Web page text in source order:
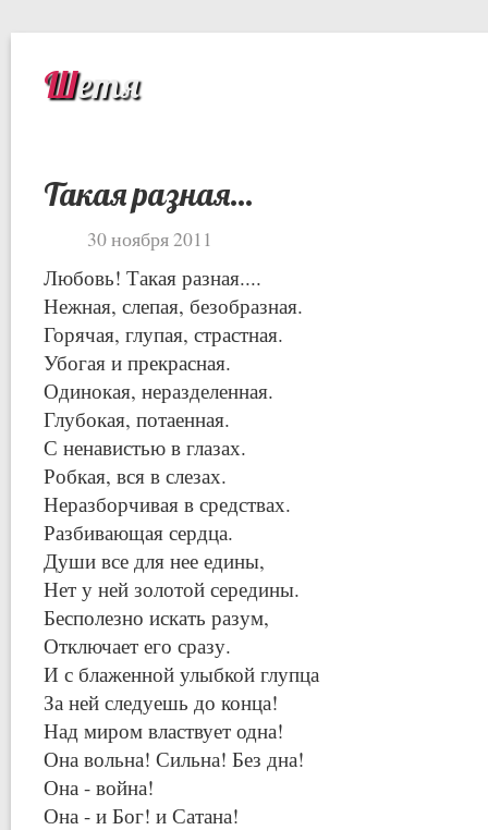
Шетя
Такая разная…
30 ноября 2011
Любовь! Такая разная....
Нежная, слепая, безобразная.
Горячая, глупая, страстная.
Убогая и прекрасная.
Одинокая, неразделенная.
Глубокая, потаенная.
С ненавистью в глазах.
Робкая, вся в слезах.
Неразборчивая в средствах.
Разбивающая сердца.
Души все для нее едины,
Нет у ней золотой середины.
Бесполезно искать разум,
Отключает его сразу.
И с блаженной улыбкой глупца
За ней следуешь до конца!
Над миром властвует одна!
Она вольна! Сильна! Без дна!
Она - война!
Она - и Бог! и Сатана!